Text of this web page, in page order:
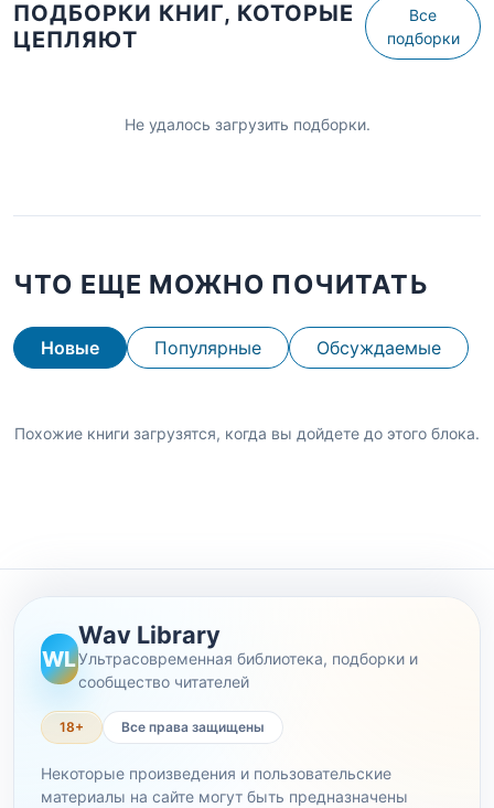
ПОДБОРКИ КНИГ, КОТОРЫЕ
ЦЕПЛЯЮТ
Все
подборки
Не удалось загрузить подборки.
ЧТО ЕЩЕ МОЖНО ПОЧИТАТЬ
Новые Популярные Обсуждаемые
Похожие книги загрузятся, когда вы дойдете до этого блока.
WL
Wav Library
Ультрасовременная библиотека, подборки и
сообщество читателей
18+ Все права защищены
Некоторые произведения и пользовательские
материалы на сайте могут быть предназначены